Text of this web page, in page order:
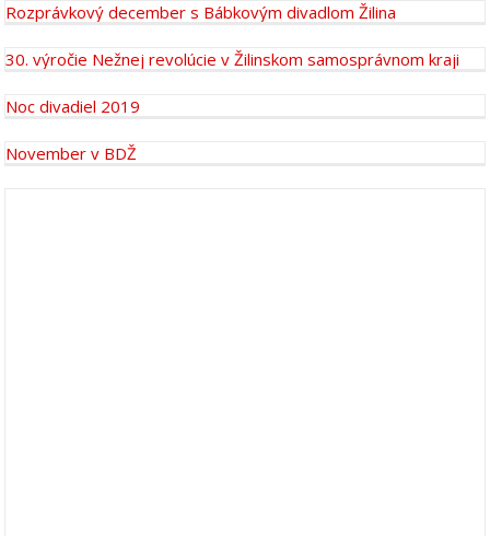
Rozprávkový december s Bábkovým divadlom Žilina
30. výročie Nežnej revolúcie v Žilinskom samosprávnom kraji
Noc divadiel 2019
November v BDŽ